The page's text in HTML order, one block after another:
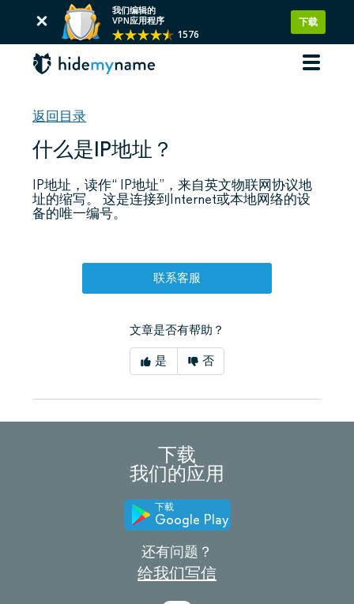
我们编辑的
VPN应用程序
1576
下载
返回目录
什么是IP地址？
IP地址，读作“ IP地址”，来自英文物联网协议地
址的缩写。 这是连接到Internet或本地网络的设
备的唯一编号。
联系客服
文章是否有帮助？
是 否
下载
我们的应用
下載
Google Play
还有问题？
给我们写信